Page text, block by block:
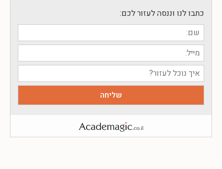
כתבו לנו וננסה לעזור לכם: